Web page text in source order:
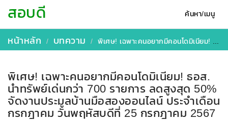
ค้นหา/เมนู
สอบดี
หน้าหลัก บทความ พิเศษ! เฉพาะคนอยากมีคอนโดมิเนียม! ธอส. นำทรัพย์เด่นกว่า 700 รายการ ลดสูงสุด 50% จัดงานประมูลบ้านมือสองออนไลน์ ประจำเดือนกรกฎาคม วันพฤหัสบดีที่ 25 กรกฎาคม 2567
พิเศษ! เฉพาะคนอยากมีคอนโดมิเนียม! ธอส.
นำทรัพย์เด่นกว่า 700 รายการ ลดสูงสุด 50%
จัดงานประมูลบ้านมือสองออนไลน์ ประจำเดือน
กรกฎาคม วันพฤหัสบดีที่ 25 กรกฎาคม 2567